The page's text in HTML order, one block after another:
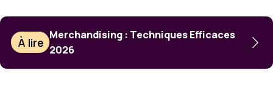
À lire
Merchandising : Techniques Efficaces
2026